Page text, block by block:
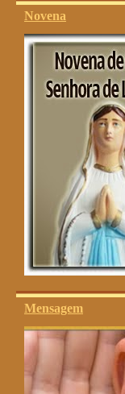
Novena
Mensagem